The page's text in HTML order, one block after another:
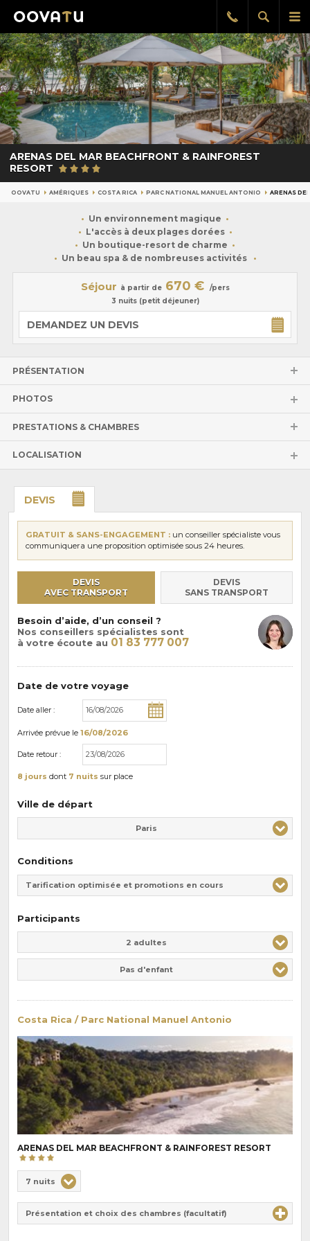
le
Afficher
la
Rappel
gratuit
ARENAS DEL MAR BEACHFRONT & RAINFOREST
RESORT
OOVATU AMÉRIQUES COSTA RICA PARC NATIONAL MANUEL ANTONIO ARENAS
Un environnement magique
L'accès à deux plages dorées
Un boutique-resort de charme
Un beau spa & de nombreuses activités
Séjour à partir de 670 €
/pers
3 nuits (petit déjeuner)
DEMANDEZ UN DEVIS
PRÉSENTATION
PHOTOS
PRESTATIONS & CHAMBRES
LOCALISATION
DEVIS
GRATUIT & SANS-ENGAGEMENT : un conseiller spécialiste vous
communiquera une proposition optimisée sous 24 heures.
DEVIS
AVEC TRANSPORT
DEVIS
SANS TRANSPORT
Besoin d’aide, d’un conseil ?
Nos conseillers spécialistes sont
à votre écoute au 01 83 777 007
Date de votre voyage
Date aller :
Arrivée prévue le 16/08/2026
Date retour :
8 jours dont 7 nuits sur place
Ville de départ
Paris
Conditions
Tarification optimisée et promotions en cours
Participants
2 adultes
Pas d'enfant
Costa Rica / Parc National Manuel Antonio
ARENAS DEL MAR BEACHFRONT & RAINFOREST RESORT
de
pension
Durée
7 nuits
Présentation et choix des chambres (facultatif)